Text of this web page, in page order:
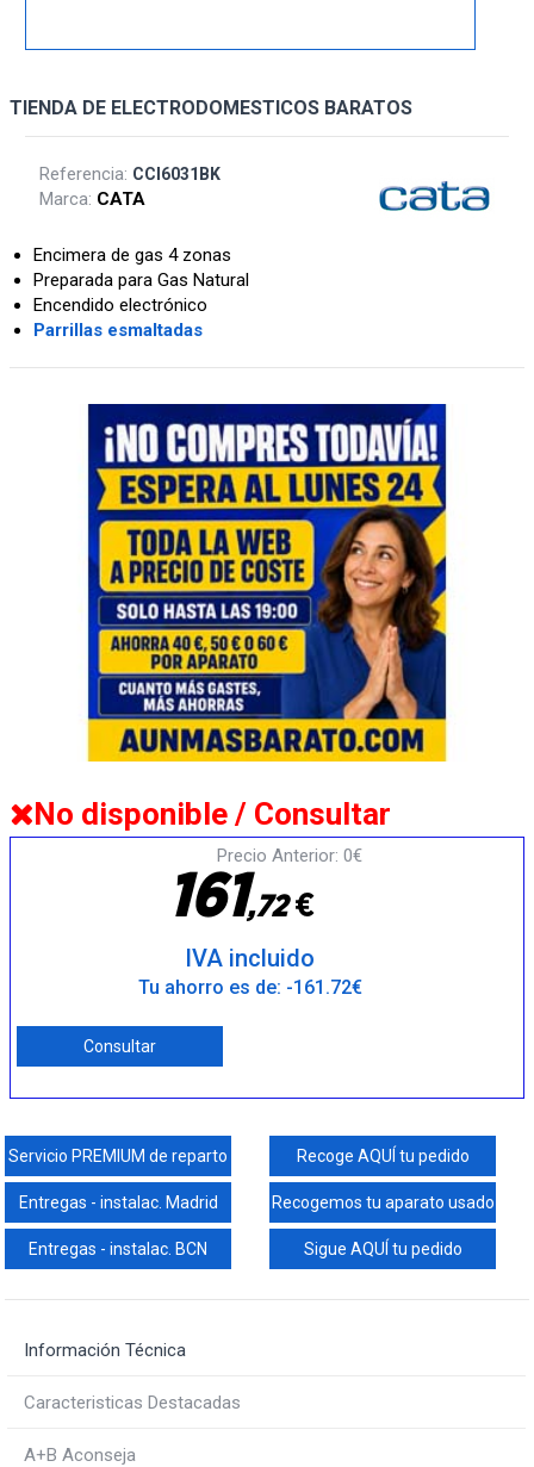
TIENDA DE ELECTRODOMESTICOS BARATOS
Referencia: CCI6031BK
Marca: CATA
Encimera de gas 4 zonas
Preparada para Gas Natural
Encendido electrónico
Parrillas esmaltadas
No disponible / Consultar
Precio Anterior: 0€
161,72€
IVA incluido
Tu ahorro es de: -161.72€
Consultar
Servicio PREMIUM de reparto Recoge AQUÍ tu pedido
Entregas - instalac. Madrid Recogemos tu aparato usado
Entregas - instalac. BCN Sigue AQUÍ tu pedido
Información Técnica
Caracteristicas Destacadas
A+B Aconseja